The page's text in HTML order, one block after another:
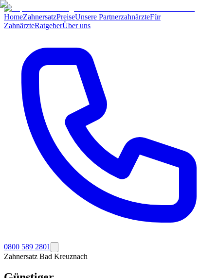
HomeZahnersatzPreiseUnsere PartnerzahnärzteFür
ZahnärzteRatgeberÜber uns
0800 589 2801
Zahnersatz Bad Kreuznach